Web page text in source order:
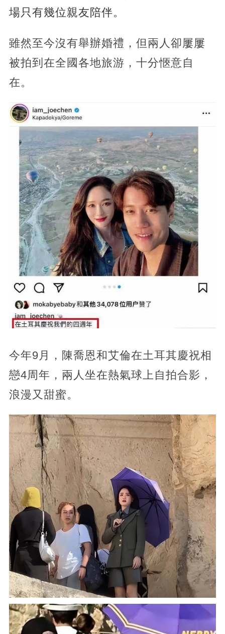
場只有幾位親友陪伴。
雖然至今沒有舉辦婚禮，但兩人卻屢屢
被拍到在全國各地旅游，十分愜意自
在。
今年9月，陳喬恩和艾倫在土耳其慶祝相
戀4周年，兩人坐在熱氣球上自拍合影，
浪漫又甜蜜。